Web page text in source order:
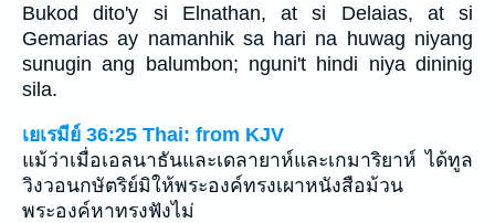
Bukod dito'y si Elnathan, at si Delaias, at si
Gemarias ay namanhik sa hari na huwag niyang
sunugin ang balumbon; nguni't hindi niya dininig
sila.
เยเรมีย์ 36:25 Thai: from KJV
แม้ว่าเมื่อเอลนาธันและเดลายาห์และเกมาริยาห์ ได้ทูล
วิงวอนกษัตริย์มิให้พระองค์ทรงเผาหนังสือม้วน
พระองค์หาทรงฟังไม่